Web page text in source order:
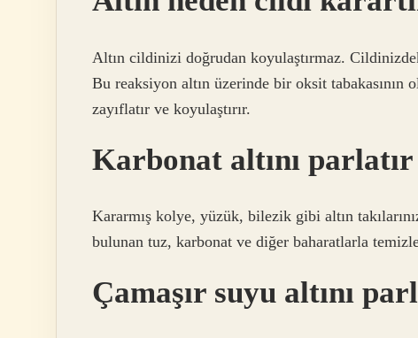
Altın cildinizi doğrudan koyulaştırmaz.
Bu reaksiyon altın üzerinde bir oksit tabakasının
zayıflatır ve koyulaştırır.
Karbonat altını parlatır
Kararmış kolye, yüzük, bilezik gibi altın
bulunan tuz, karbonat ve diğer baharatlarla
Çamaşır suyu altını